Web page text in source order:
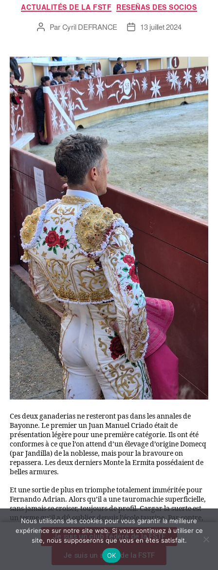
ACTUALITÉS DE LA FSTF RESEÑAS DES SOCIOS
ParCyril DEFRANCE 13 juillet 2024
Ces deux ganaderias ne resteront pas dans les annales de
Bayonne. Le premier un Juan Manuel Criado était de
présentation légère pour une première catégorie. Ils ont été
conformes à ce que l’on attend d’un élevage d’origine Domecq
(par Jandilla) de la noblesse, mais pour la bravoure on
repassera. Les deux derniers Monte la Ermita possédaient de
belles armures.
Et une sortie de plus en triomphe totalement imméritée pour
Fernando Adrian. Alors qu’il a une tauromachie superficielle,
sans jamais se croiser, toujours de profil. Cargar la suerte est
un terme qu’il a dû oublier depuis l’école taurine. Par contre,
fuera de cacho et toréer le public il maîtrise parfaitement. Et
en plus il tue mal (en passant par la plage d’Anglet), mais vite,
ce qui enthousiasme le public.
Manuel Escribano qui nous a habitué à bien mieux est passé
Je suis un club fédéré de la FSTF
Je suis un socio de la FSTF
Nous utilisons des cookies pour vous garantir la meilleure
expérience sur notre site web. Si vous continuez à utiliser ce
site, nous supposerons que vous en êtes satisfait.
OK